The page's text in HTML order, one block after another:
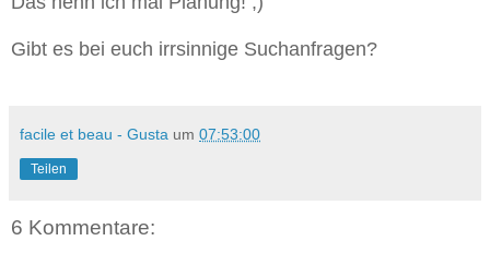
Gibt es bei euch irrsinnige Suchanfragen?
facile et beau - Gusta um 07:53:00
Teilen
6 Kommentare: